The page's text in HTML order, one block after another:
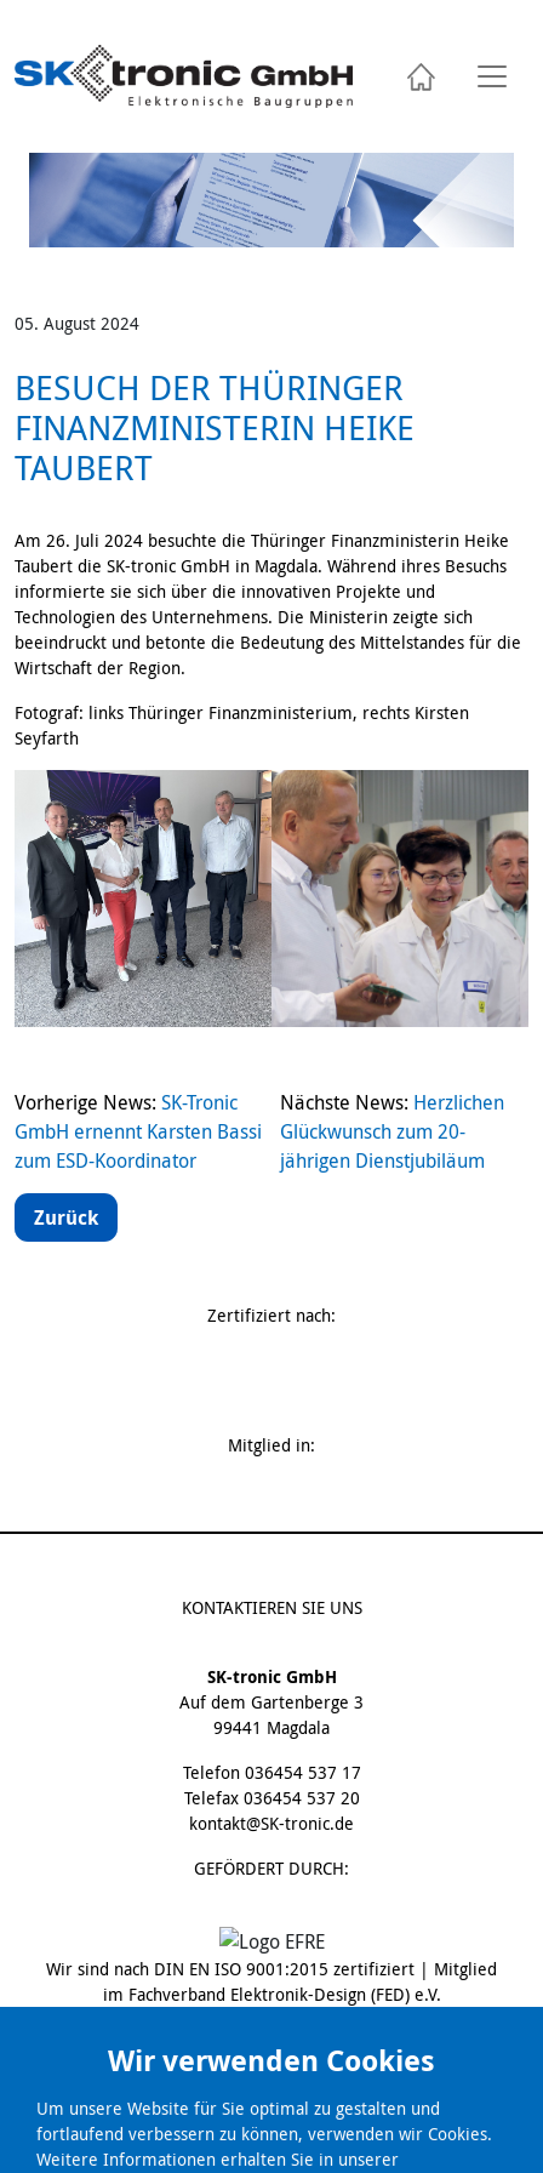
content
05. August 2024
BESUCH DER THÜRINGER
FINANZMINISTERIN HEIKE
TAUBERT
Am 26. Juli 2024 besuchte die Thüringer Finanzministerin Heike
Taubert die SK-tronic GmbH in Magdala. Während ihres Besuchs
informierte sie sich über die innovativen Projekte und
Technologien des Unternehmens. Die Ministerin zeigte sich
beeindruckt und betonte die Bedeutung des Mittelstandes für die
Wirtschaft der Region.
Fotograf: links Thüringer Finanzministerium, rechts Kirsten
Seyfarth
Vorherige News: SK-Tronic
GmbH ernennt Karsten Bassi
zum ESD-Koordinator
Nächste News: Herzlichen
Glückwunsch zum 20-
jährigen Dienstjubiläum
Zurück
Zertifiziert nach:
Mitglied in:
KONTAKTIEREN SIE UNS
SK-tronic GmbH
Auf dem Gartenberge 3
99441 Magdala
Telefon 036454 537 17
Telefax 036454 537 20
kontakt@SK-tronic.de
GEFÖRDERT DURCH:
Wir sind nach DIN EN ISO 9001:2015 zertifiziert | Mitglied
im Fachverband Elektronik-Design (FED) e.V.
Wir verwenden Cookies
Um unsere Website für Sie optimal zu gestalten und
fortlaufend verbessern zu können, verwenden wir Cookies.
Weitere Informationen erhalten Sie in unserer